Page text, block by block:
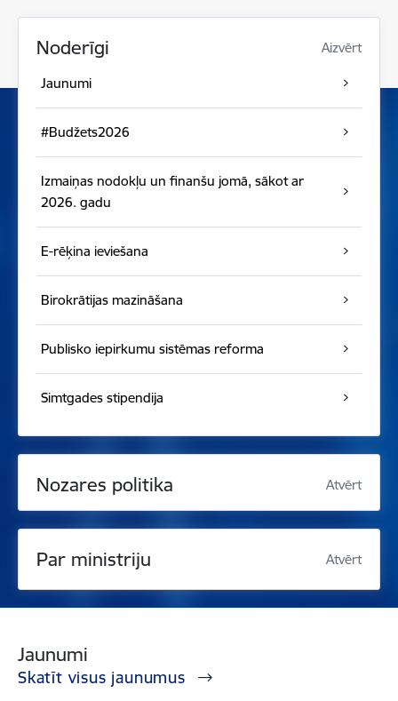
Noderīgi Aizvērt
Jaunumi
#Budžets2026
Izmaiņas nodokļu un finanšu jomā, sākot ar
2026. gadu
E-rēķina ieviešana
Birokrātijas mazināšana
Publisko iepirkumu sistēmas reforma
Simtgades stipendija
Nozares politika Atvērt
Par ministriju Atvērt
Jaunumi
Skatīt visus jaunumus